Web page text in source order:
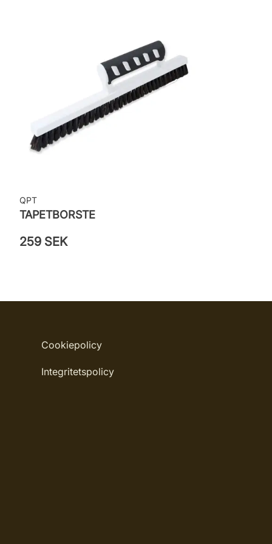
QPT
TAPETBORSTE
259 SEK
Cookiepolicy
Integritetspolicy